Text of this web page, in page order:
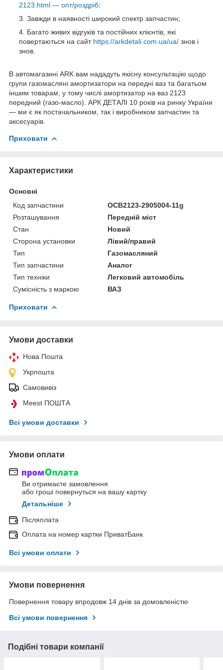
2123.html — опт/роздріб;
Завжди в наявності широкий спектр запчастин;
Багато живих відгуків та постійних клієнтів, які
повертаються на сайт https://arkdetali.com.ua/ua/ знов і
знов.
В автомагазині ARK вам нададуть якісну консультацію щодо
групи газомасляні амортизатори на передні ваз та багатьом
іншим товарам, у тому числі амортизатор на ваз 2123
передний (газо-масло). АРК ДЕТАЛІ 10 років на ринку України
— ми є як постачальником, так і виробником запчастин та
аксесуарів.
Приховати
Характеристики
Основні
Код запчастини
ОСВ2123-2905004-11g
Розташування
Передній міст
Стан
Новий
Сторона установки
Лівий/правий
Тип
Газомасляний
Тип запчастини
Аналог
Тип техніки
Легковий автомобіль
Сумісність з маркою
ВАЗ
Приховати
Умови доставки
Нова Пошта
Укрпошта
Самовивіз
Meest ПОШТА
Всі умови доставки
Умови оплати
Ви отримаєте замовлення
або гроші повернуться на вашу картку
Детальніше
Післяплата
Оплата на номер картки ПриватБанк
Всі умови оплати
Умови повернення
Повернення товару впродовж 14 днів за домовленістю
Всі умови повернення
Подібні товари компанії